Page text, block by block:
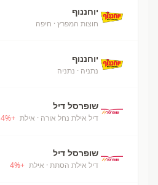
יוחננוף
חוצות המפרץ · חיפה
יוחננוף
נתניה · נתניה
שופרסל דיל
דיל אילת נחל אורה · אילת +
4%
שופרסל דיל
דיל אילת הסתת · אילת +
4%